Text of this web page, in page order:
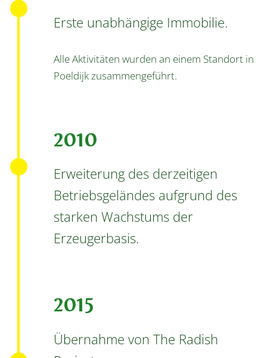
Erste unabhängige Immobilie.
Alle Aktivitäten wurden an einem Standort in
Poeldijk zusammengeführt.
2010
Erweiterung des derzeitigen
Betriebsgeländes aufgrund des
starken Wachstums der
Erzeugerbasis.
2015
Übernahme von The Radish